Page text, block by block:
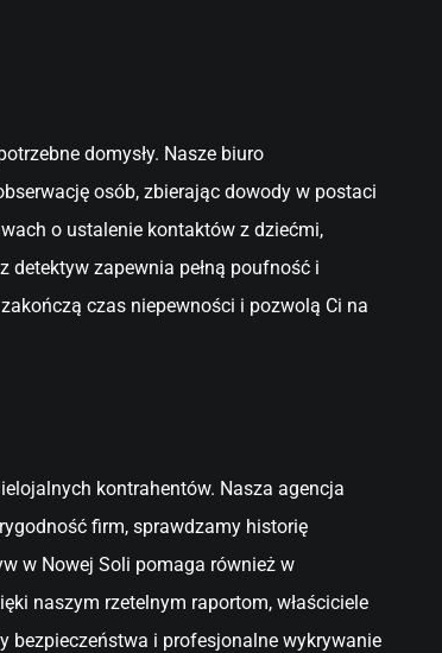
domysły. Nasze biuro
osób, zbierając dowody w postaci
o ustalenie kontaktów z dziećmi,
zapewnia pełną poufność i
czas niepewności i pozwolą Ci na
kontrahentów. Nasza agencja
firm, sprawdzamy historię
w Nowej Soli pomaga również w
naszym rzetelnym raportom, właściciele
bezpieczeństwa i profesjonalne wykrywanie